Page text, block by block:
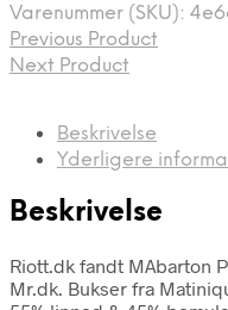
Varenummer (SKU):
Previous Product
Next Product
Beskrivelse
Yderligere
Beskrivelse
Riott.dk fandt MAbarton
Mr.dk. Bukser fra